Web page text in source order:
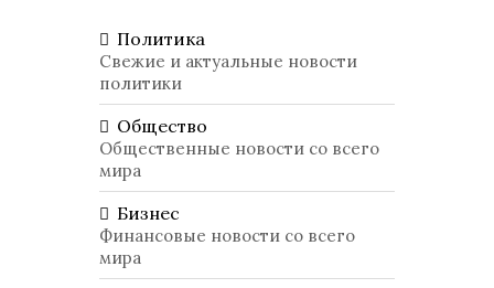
Политика
Свежие и актуальные новости
политики
Общество
Общественные новости со всего
мира
Бизнес
Финансовые новости со всего
мира